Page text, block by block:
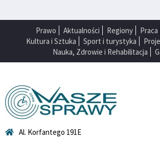
Prawo Aktualności Regiony Praca
Kultura i Sztuka
Sport i turystyka
Nauka, Zdrowie i Rehabilitacja
Al. Korfantego 191E